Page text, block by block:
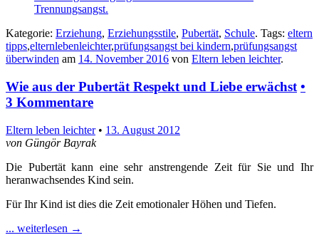
Trennungsangst.
Kategorie: Erziehung, Erziehungsstile, Pubertät, Schule. Tags: eltern
tipps,elternlebenleichter,prüfungsangst bei kindern,prüfungsangst
überwinden am 14. November 2016 von Eltern leben leichter.
Wie aus der Pubertät Respekt und Liebe erwächst •
3 Kommentare
Eltern leben leichter • 13. August 2012
von Güngör Bayrak
Die Pubertät kann eine sehr anstrengende Zeit für Sie und Ihr
heranwachsendes Kind sein.
Für Ihr Kind ist dies die Zeit emotionaler Höhen und Tiefen.
... weiterlesen →